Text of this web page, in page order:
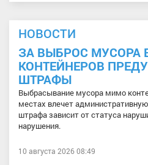
НОВОСТИ
ЗА ВЫБРОС МУСОРА
КОНТЕЙНЕРОВ
ШТРАФЫ
Выбрасывание мусора мимо
местах влечет
штрафа зависит от статуса
нарушения.
10 августа 2026 08:49